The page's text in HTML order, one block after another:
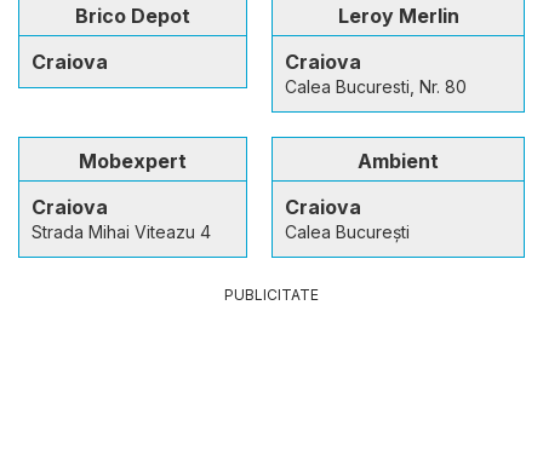
Brico Depot
Craiova
Leroy Merlin
Craiova
Calea Bucuresti, Nr. 80
Mobexpert
Craiova
Strada Mihai Viteazu 4
Ambient
Craiova
Calea București
PUBLICITATE